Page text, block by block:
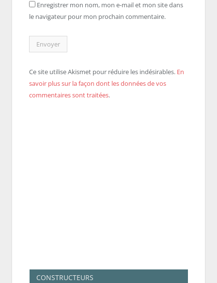
Enregistrer mon nom, mon e-mail et mon site dans
le navigateur pour mon prochain commentaire.
Ce site utilise Akismet pour réduire les indésirables. En
savoir plus sur la façon dont les données de vos
commentaires sont traitées.
CONSTRUCTEURS